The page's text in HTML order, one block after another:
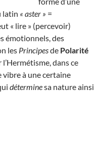
latin « aster » =
« lire » (percevoir)
émotionnels, des
les Principesde Polarité
dans ce
à une certaine
déterminesa nature ainsi